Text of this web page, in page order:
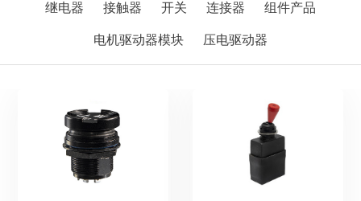
继电器 接触器 开关 连接器 组件产品
电机驱动器模块 压电驱动器